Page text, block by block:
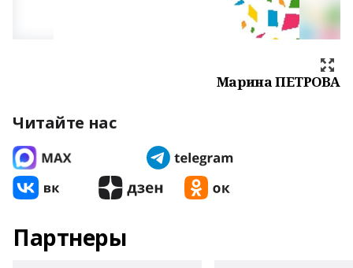
Марина ПЕТРОВА
Читайте нас
Партнеры